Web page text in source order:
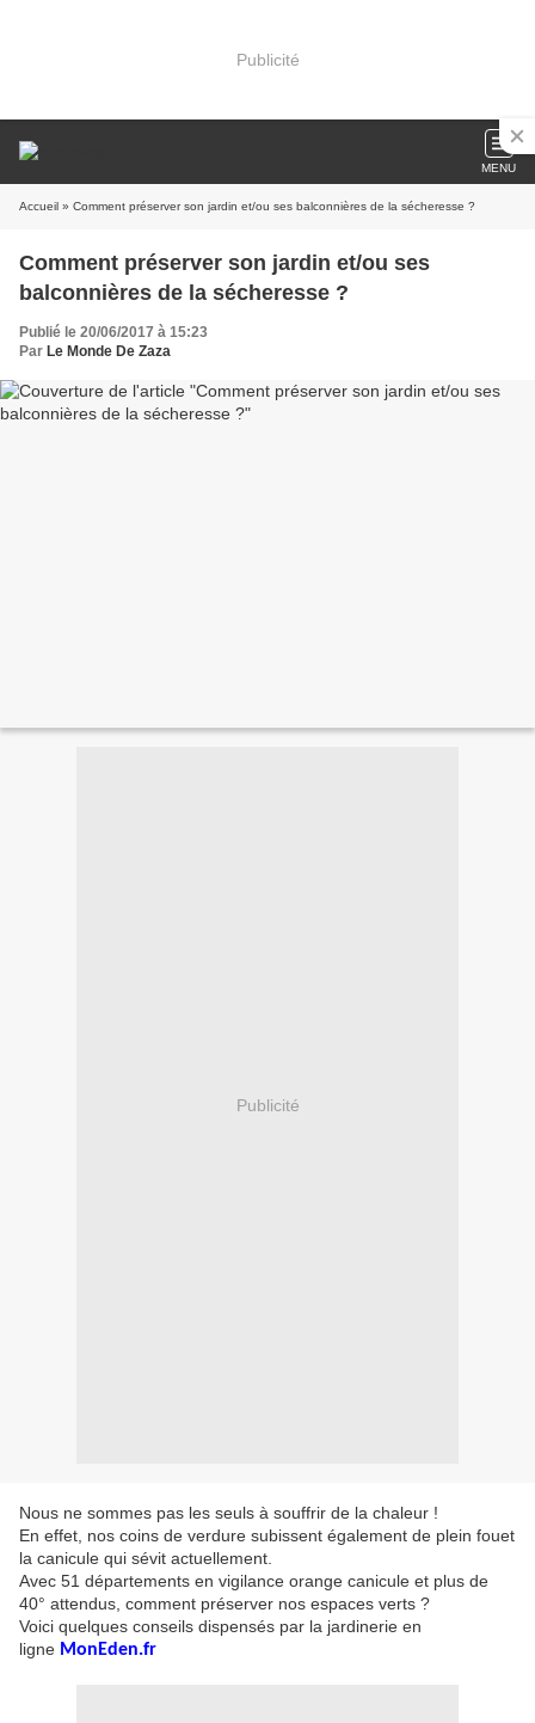
Publicité
MENU
Accueil » Comment préserver son jardin et/ou ses balconnières de la sécheresse ?
Comment préserver son jardin et/ou ses
balconnières de la sécheresse ?
Publié le 20/06/2017 à 15:23
Par Le Monde De Zaza
Publicité
Nous ne sommes pas les seuls à souffrir de la chaleur !
En effet, nos coins de verdure subissent également de plein fouet
la canicule qui sévit actuellement.
Avec 51 départements en vigilance orange canicule et plus de
40° attendus, comment préserver nos espaces verts ?
Voici quelques conseils dispensés par la jardinerie en
ligne MonEden.fr